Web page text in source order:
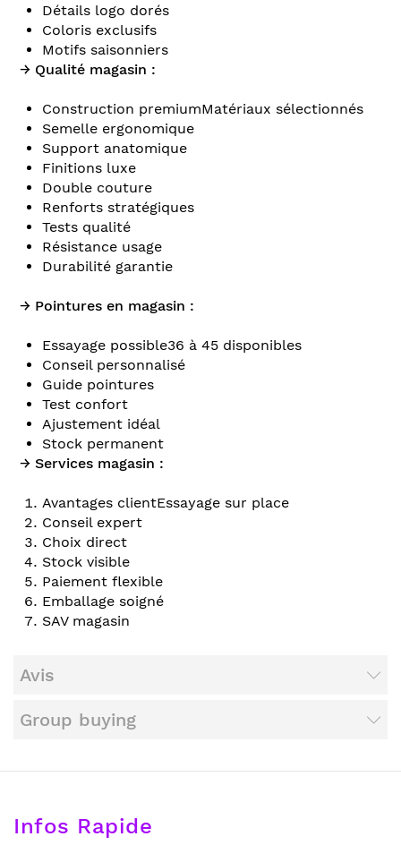
Détails logo dorés
Coloris exclusifs
Motifs saisonniers
→ Qualité magasin :
Construction premiumMatériaux sélectionnés
Semelle ergonomique
Support anatomique
Finitions luxe
Double couture
Renforts stratégiques
Tests qualité
Résistance usage
Durabilité garantie
→ Pointures en magasin :
Essayage possible36 à 45 disponibles
Conseil personnalisé
Guide pointures
Test confort
Ajustement idéal
Stock permanent
→ Services magasin :
Avantages clientEssayage sur place
Conseil expert
Choix direct
Stock visible
Paiement flexible
Emballage soigné
SAV magasin
Avis
Group buying
Infos Rapide